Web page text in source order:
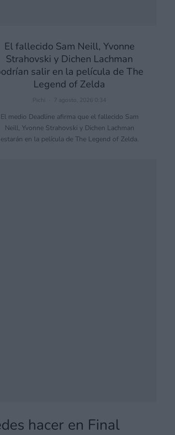
El fallecido Sam Neill, Yvonne
Strahovski y Dichen Lachman
salir en la película de The
Legend of Zelda
Pichi 7 agosto, 2026 0:34
El medio Deadline afirma que el fallecido Sam
Neill, Yvonne Strahovski y Dichen Lachman
estarán en la película de The Legend of Zelda.
hacer en Final